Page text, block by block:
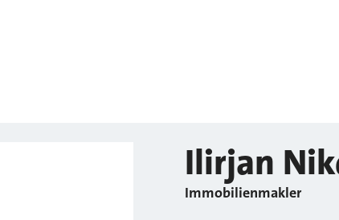
Ilirjan
Immobilienmakler